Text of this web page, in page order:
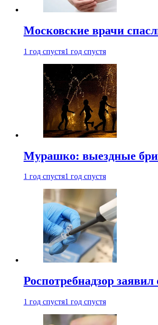
Московские врачи
1 год спустя1 год спустя
Мурашко: выездные
1 год спустя1 год спустя
Роспотребнадзор
1 год спустя1 год спустя